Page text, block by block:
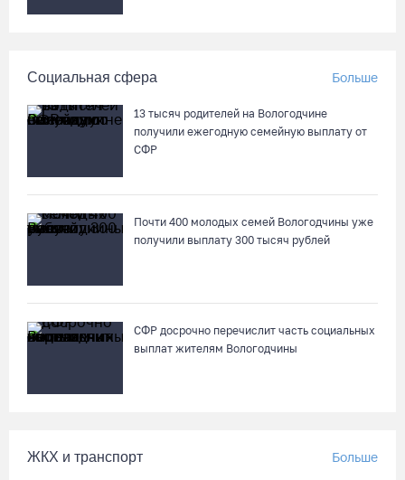
Социальная сфера Больше
13 тысяч родителей на Вологодчине
получили ежегодную семейную выплату от
СФР
Почти 400 молодых семей Вологодчины уже
получили выплату 300 тысяч рублей
СФР досрочно перечислит часть социальных
выплат жителям Вологодчины
ЖКХ и транспорт Больше